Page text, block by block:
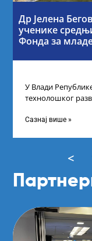
Др Јелена
ученике
Фонда за
У Влади
технолошког
Сазнај више »
<